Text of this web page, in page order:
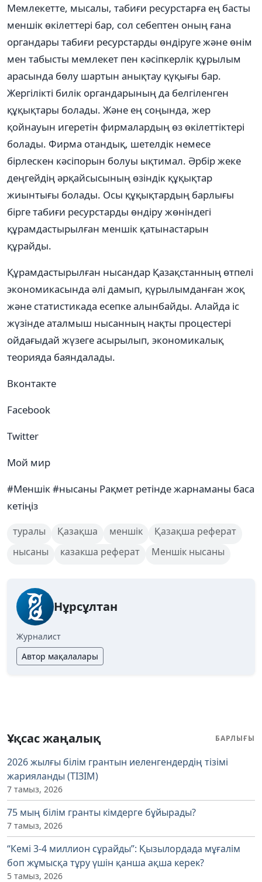
Мемлекетте, мысалы, табиғи ресурстарға ең басты
меншік өкілеттері бар, сол себептен оның ғана
органдары табиғи ресурстарды өндіруге және өнім
мен табысты мемлекет пен кәсіпкерлік құрылым
арасында бөлу шартын анықтау қүқығы бар.
Жергілікті билік органдарының да белгіленген
құқықтары болады. Және ең соңында, жер
қойнауын игеретін фирмалардың өз өкілеттіктері
болады. Фирма отандық, шетелдік немесе
бірлескен кәсіпорын болуы ықтимал. Әрбір жеке
деңгейдің әрқайсысының өзіндік құқықтар
жиынтығы болады. Осы құқықтардың барлығы
бірге табиғи ресурстарды өндіру жөніндегі
құрамдастырылған меншік қатынастарын
құрайды.
Құрамдастырылған нысандар Қазақстанның өтпелі
экономикасында әлі дамып, қүрылымданған жоқ
және статистикада есепке алынбайды. Алайда іс
жүзінде аталмыш нысанның нақты процестері
ойдағыдай жүзеге асырылып, экономикалық
теорияда баяндалады.
Вконтакте
Facebook
Twitter
Мой мир
#Меншік #нысаны Рақмет ретінде жарнаманы баса
кетіңіз
туралы Қазақша меншік
Қазақша реферат
нысаны
казакша реферат Меншік нысаны
Нұрсұлтан
Журналист
Автор мақалалары
Ұқсас жаңалық БАРЛЫҒЫ
2026 жылғы білім грантын иеленгендердің тізімі
жарияланды (ТІЗІМ)
7 тамыз, 2026
75 мың білім гранты кімдерге бұйырады?
7 тамыз, 2026
“Кемі 3-4 миллион сұрайды”: Қызылордада мұғалім
боп жұмысқа тұру үшін қанша ақша керек?
5 тамыз, 2026